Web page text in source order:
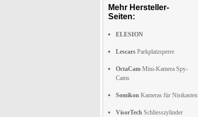
Mehr Hersteller-
Seiten:
ELESION
Lescars Parkplatzsperre
OctaCam Mini-Kamera Spy-
Cams
Somikon Kameras für Nistkasten
VisorTech Schliesszylinder